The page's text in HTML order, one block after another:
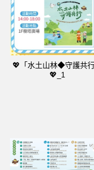
💖「水土山林◆守護共行
💖_1